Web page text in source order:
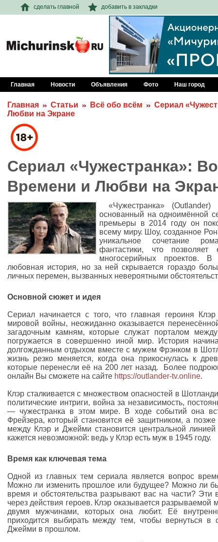
сделать главной добавить в закладки
Главная Новости Объявления Фото Наш город
Главная Статьи Всё обо всём
Сериал
Любви на Экране
Сериал «Чужестранка»:
Времени и Любви на
«Чужестранка»
основанный на одноимённой
премьеры в 2014 году он
всему миру. Шоу, созданное
уникальное сочетание
фантастики, что
многосерийных проектов.
любовная история, но за ней скрывается гораздо
личных перемен, вызванных невероятными
Основной сюжет и идея
Сериал начинается с того, что главная героиня
мировой войны, неожиданно оказывается
загадочным камням, которые служат порталом
погружается в совершенно иной мир. История
долгожданным отдыхом вместе с мужем Фрэнком в
жизнь резко меняется, когда она прикоснулась к
которые перенесли её на 200 лет назад. Более
онлайн Вы сможете на сайте https://outlander-tv.online.
Клэр сталкивается с множеством опасностей в
политические интриги, война за независимость,
— чужестранка в этом мире. В ходе событий она
Фрейзера, который становится её защитником, а
между Клэр и Джейми становится центральной линией
кажется невозможной: ведь у Клэр есть муж в 1945 году.
Время как ключевая тема
Одной из главных тем сериала является вопрос
Можно ли изменить прошлое или будущее? Можно ли
время и обстоятельства разрывают вас на части? Эти
через действия героев. Клэр оказывается
двумя мужчинами, которых она любит. Её
приходится выбирать между тем, чтобы вернуться в
Джейми в прошлом.